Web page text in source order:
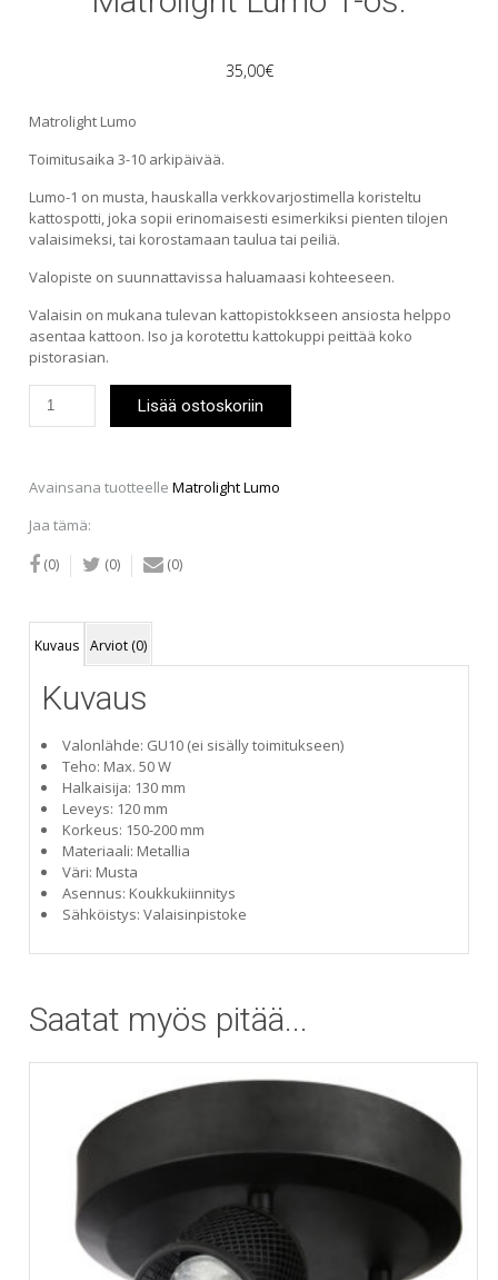
35,00€
Matrolight Lumo
Toimitusaika 3-10 arkipäivää.
Lumo-1 on musta, hauskalla verkkovarjostimella koristeltu
kattospotti, joka sopii erinomaisesti esimerkiksi pienten tilojen
valaisimeksi, tai korostamaan taulua tai peiliä.
Valopiste on suunnattavissa haluamaasi kohteeseen.
Valaisin on mukana tulevan kattopistokkseen ansiosta helppo
asentaa kattoon. Iso ja korotettu kattokuppi peittää koko
pistorasian.
Lumo
määrä
Lisää ostoskoriin
Avainsana tuotteelleMatrolight Lumo
Jaa tämä:
(0) (0) (0)
Kuvaus Arviot (0)
Kuvaus
Valonlähde: GU10 (ei sisälly toimitukseen)
Teho: Max. 50 W
Halkaisija: 130 mm
Leveys: 120 mm
Korkeus: 150-200 mm
Materiaali: Metallia
Väri: Musta
Asennus: Koukkukiinnitys
Sähköistys: Valaisinpistoke
Saatat myös pitää...